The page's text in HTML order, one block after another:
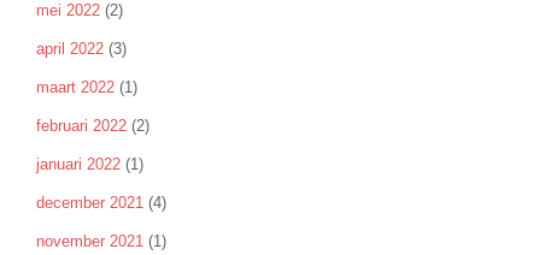
mei 2022 (2)
april 2022 (3)
maart 2022 (1)
februari 2022 (2)
januari 2022 (1)
december 2021 (4)
november 2021 (1)